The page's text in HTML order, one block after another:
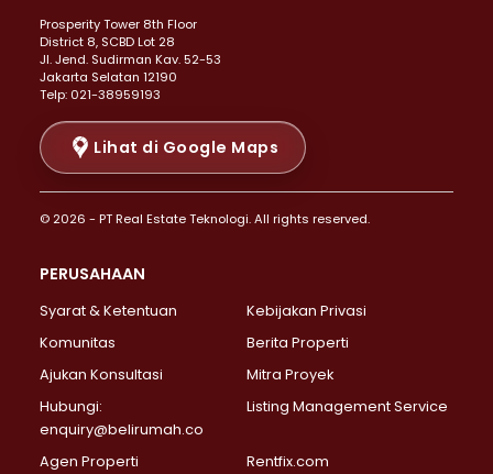
Properti Dijual di Menteng >
Properti Dijual di Senen >
Properti Dijual di Tanah Abang >
Properti Dijual di Cikini >
Properti Dijual di Kramat >
Properti Dijual di Pasar Baru >
Properti Dijual di Bendungan Hilir >
Properti Dijual di Jakarta Selatan >
Properti Dijual di Lebak Bulus >
Properti Dijual di Gandaria Selatan >
Properti Dijual di Pondok Labu >
Properti Dijual di Lenteng Agung >
Properti Dijual di Senayan >
Properti Dijual di Pondok Pinang >
Prosperity Tower 8th Floor
District 8, SCBD Lot 28
JI. Jend. Sudirman Kav. 52-53
Jakarta Selatan 12190
Telp: 021-38959193
Lihat di Google Maps
© 2026 - PT Real Estate Teknologi. All rights reserved.
PERUSAHAAN
Syarat & Ketentuan
Kebijakan Privasi
Komunitas
Berita Properti
Ajukan Konsultasi
Mitra Proyek
Hubungi:
enquiry@belirumah.co
Listing Management Service
Agen Properti Rentfix.com